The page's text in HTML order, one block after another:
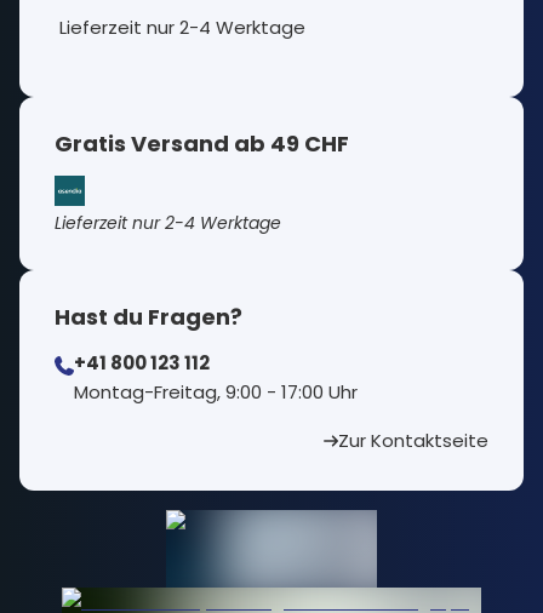
Lieferzeit nur 2-4 Werktage
Gratis Versand ab 49 CHF
Lieferzeit nur 2-4 Werktage
Hast du Fragen?
+41 800 123 112
⁠Montag-Freitag, 9:00 - 17:00 Uhr
Zur Kontaktseite